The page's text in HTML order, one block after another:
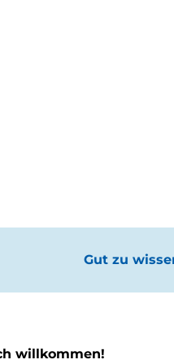
Gut zu
willkommen!